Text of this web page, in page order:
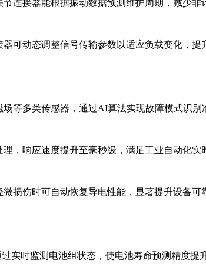
连接器能根据振动数据预测维护周期，减少非
可动态调整信号传输参数以适应负载变化，提
等多类传感器，通过AI算法实现故障模式识别
，响应速度提升至毫秒级，满足工业自动化实
损伤时可自动恢复导电性能，显著提升设备可
实时监测电池组状态，使电池寿命预测精度提升